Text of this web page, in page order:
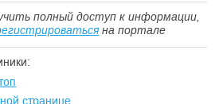
полный доступ к информации,
на портале
странице